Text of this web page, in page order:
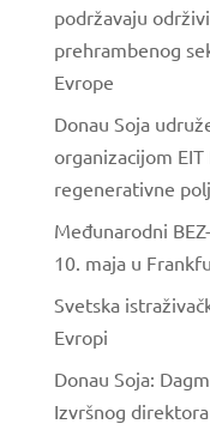
podržavaju
prehrambenog
Evrope
Donau Soja
organizacijom
regenerativne
Međunarodni
10. maja u
Svetska
Evropi
Donau Soja:
Izvršnog